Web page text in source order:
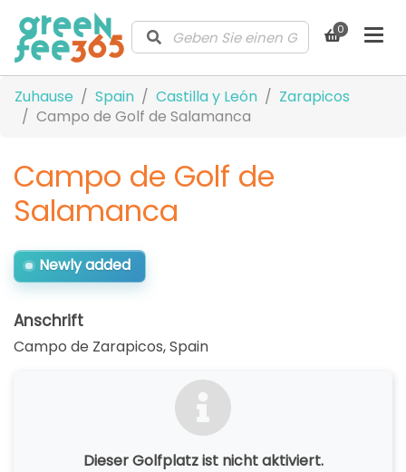
0
Zuhause Spain Castilla y León
Zarapicos
Campo de Golf de Salamanca
Campo de Golf de
Salamanca
Newly added
Anschrift
Campo de Zarapicos,Spain
Dieser Golfplatz ist nicht aktiviert.